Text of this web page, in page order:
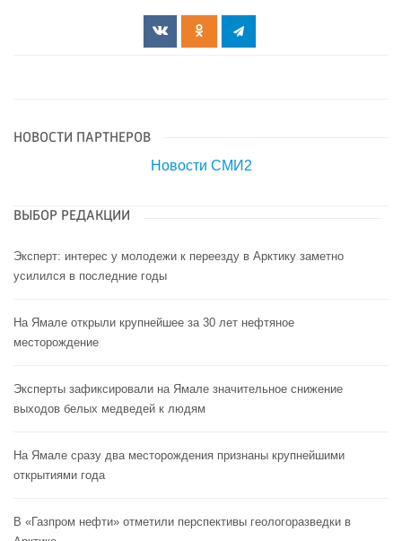
НОВОСТИ ПАРТНЕРОВ
Новости СМИ2
ВЫБОР РЕДАКЦИИ
Эксперт: интерес у молодежи к переезду в Арктику заметно
усилился в последние годы
На Ямале открыли крупнейшее за 30 лет нефтяное
месторождение
Эксперты зафиксировали на Ямале значительное снижение
выходов белых медведей к людям
На Ямале сразу два месторождения признаны крупнейшими
открытиями года
В «Газпром нефти» отметили перспективы геологоразведки в